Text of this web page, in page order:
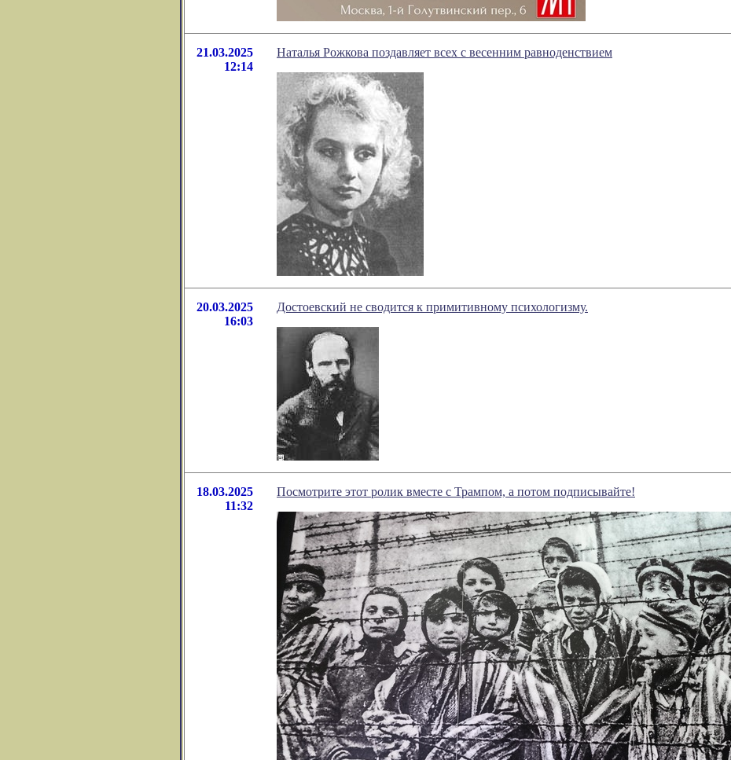
21.03.2025
12:14
Наталья Рожкова поздавляет всех с весенним равноденствием
20.03.2025
16:03
Достоевский не сводится к примитивному психологизму.
18.03.2025
11:32
Посмотрите этот ролик вместе с Трампом, а потом подписывайте!